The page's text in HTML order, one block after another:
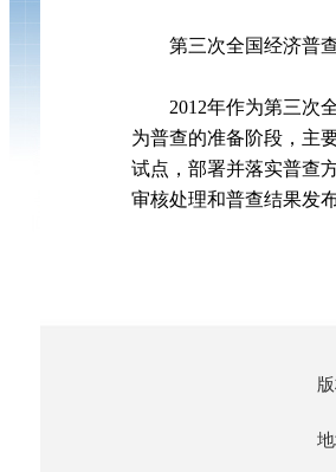
第三次全国经济普查
2012年作为第三次
为普查的准备阶段，主
试点，部署并落实普查
审核处理和普查结果发